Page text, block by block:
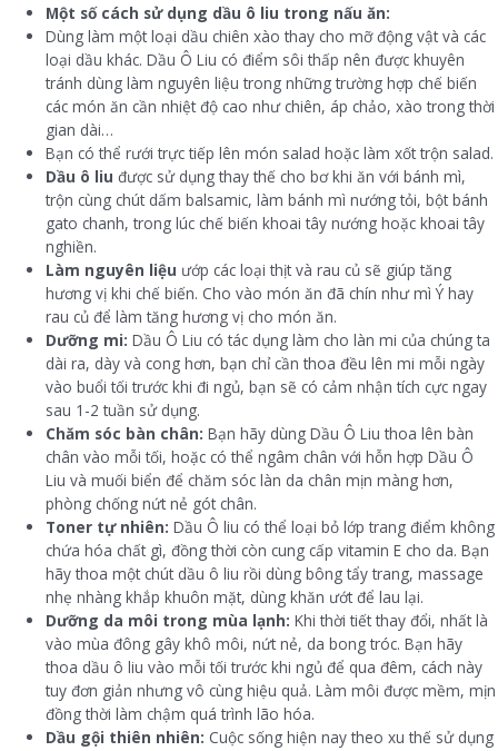
Một số cách sử dụng dầu ô liu trong nấu ăn:
Dùng làm một loại dầu chiên xào thay cho mỡ động vật và các
loại dầu khác. Dầu Ô Liu có điểm sôi thấp nên được khuyên
tránh dùng làm nguyên liệu trong những trường hợp chế biến
các món ăn cần nhiệt độ cao như chiên, áp chảo, xào trong thời
gian dài…
Bạn có thể rưới trực tiếp lên món salad hoặc làm xốt trộn salad.
Dầu ô liu được sử dụng thay thế cho bơ khi ăn với bánh mì,
trộn cùng chút dấm balsamic, làm bánh mì nướng tỏi, bột bánh
gato chanh, trong lúc chế biến khoai tây nướng hoặc khoai tây
nghiền.
Làm nguyên liệu ướp các loại thịt và rau củ sẽ giúp tăng
hương vị khi chế biến. Cho vào món ăn đã chín như mì Ý hay
rau củ để làm tăng hương vị cho món ăn.
Dưỡng mi:Dầu Ô Liu có tác dụng làm cho làn mi của chúng ta
dài ra, dày và cong hơn, bạn chỉ cần thoa đều lên mi mỗi ngày
vào buổi tối trước khi đi ngủ, bạn sẽ có cảm nhận tích cực ngay
sau 1-2 tuần sử dụng.
Chăm sóc bàn chân: Bạn hãy dùng Dầu Ô Liu thoa lên bàn
chân vào mỗi tối, hoặc có thể ngâm chân với hỗn hợp Dầu Ô
Liu và muối biển để chăm sóc làn da chân mịn màng hơn,
phòng chống nứt nẻ gót chân.
Toner tự nhiên: Dầu Ô liu có thể loại bỏ lớp trang điểm không
chứa hóa chất gì, đồng thời còn cung cấp vitamin E cho da. Bạn
hãy thoa một chút dầu ô liu rồi dùng bông tẩy trang, massage
nhẹ nhàng khắp khuôn mặt, dùng khăn ướt để lau lại.
Dưỡng da môi trong mùa lạnh: Khi thời tiết thay đổi, nhất là
vào mùa đông gây khô môi, nứt nẻ, da bong tróc. Bạn hãy
thoa dầu ô liu vào mỗi tối trước khi ngủ để qua đêm, cách này
tuy đơn giản nhưng vô cùng hiệu quả. Làm môi được mềm, mịn
đồng thời làm chậm quá trình lão hóa.
Dầu gội thiên nhiên: Cuộc sống hiện nay theo xu thế sử dụng